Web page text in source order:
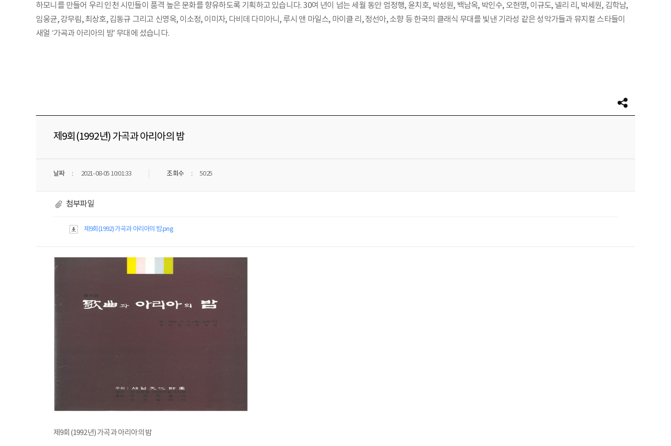
하모니를 만들어 우리 인천 시민들이 품격 높은 문화를 향유하도록 기획하고 있습니다. 30여 년이 넘는 세월 동안 엄정행, 윤치호, 박성원, 백남옥, 박인수, 오현명, 이규도, 넬리 리, 박세원, 김학남,
임웅균, 강무림, 최상호, 김동규 그리고 신영옥, 이소정, 이미자, 다비데 다미아니, 루시 앤 마일스, 마이클 리, 정선아, 소향 등 한국의 클래식 무대를 빛낸 기라성 같은 성악가들과 뮤지컬 스타들이
새얼 ‘가곡과 아리아의 밤’ 무대에 섰습니다.
제9회(1992년) 가곡과 아리아의 밤
날짜 2021-08-05 10:01:33 조회수 5025
첨부파일
제9회(1992) 가곡과 아리아의 밤.png
제9회(1992년) 가곡과 아리아의 밤